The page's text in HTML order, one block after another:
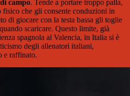
campo. Tende a portare troppo palla,
che gli consente conduzioni in
di giocare con la testa bassa gli toglie
scaricare. Questo limite, già
spagnola al Valencia, in Italia si è
degli allenatori italiani,
e raffinato.